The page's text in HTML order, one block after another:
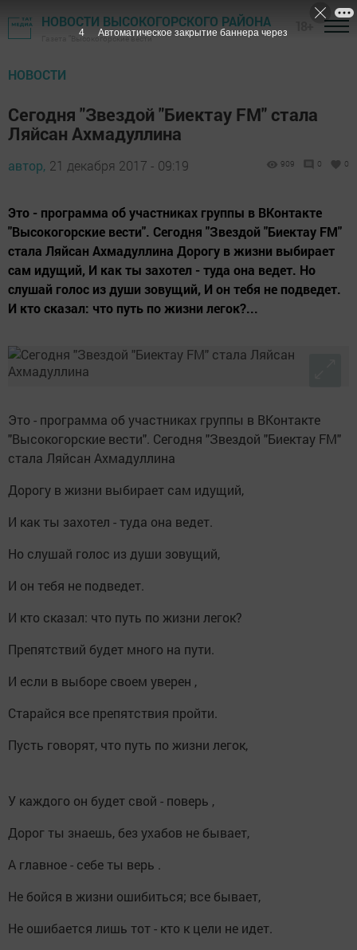
НОВОСТИ ВЫСОКОГОРСКОГО РАЙОНА
Газета "Высокогорские вести"
НОВОСТИ
Сегодня "Звездой "Биектау FM" стала
Ляйсан Ахмадуллина
автор, 21 декабря 2017 - 09:19 909 0 0
Это - программа об участниках группы в ВКонтакте
"Высокогорские вести". Сегодня "Звездой "Биектау FM"
стала Ляйсан Ахмадуллина Дорогу в жизни выбирает
сам идущий, И как ты захотел - туда она ведет. Но
слушай голос из души зовущий, И он тебя не подведет.
И кто сказал: что путь по жизни легок?...
Это - программа об участниках группы в ВКонтакте
"Высокогорские вести". Сегодня "Звездой "Биектау FM"
стала Ляйсан Ахмадуллина
Дорогу в жизни выбирает сам идущий,
И как ты захотел - туда она ведет.
Но слушай голос из души зовущий,
И он тебя не подведет.
И кто сказал: что путь по жизни легок?
Препятствий будет много на пути.
И если в выборе своем уверен ,
Старайся все препятствия пройти.
Пусть говорят, что путь по жизни легок,
У каждого он будет свой - поверь ,
Дорог ты знаешь, без ухабов не бывает,
А главное - себе ты верь .
Не бойся в жизни ошибиться; все бывает,
Не ошибается лишь тот - кто к цели не идет.
3 Автоматическое закрытие баннера через